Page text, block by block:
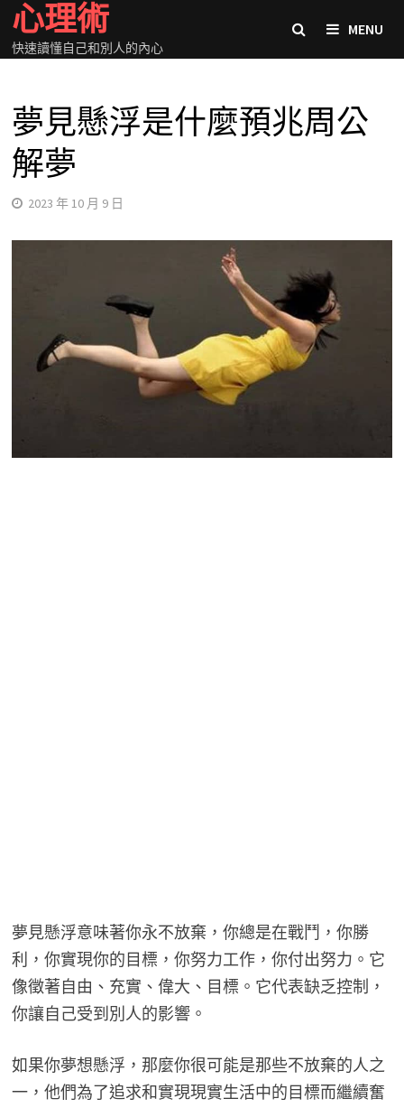
Skip
content
心理術
快速讀懂自己和別人的內心
MENU
夢見懸浮是什麼預兆周公
解夢
2023 年 10 月 9 日
夢見懸浮意味著你永不放棄，你總是在戰鬥，你勝
利，你實現你的目標，你努力工作，你付出努力。它
像徵著自由、充實、偉大、目標。它代表缺乏控制，
你讓自己受到別人的影響。
如果你夢想懸浮，那麼你很可能是那些不放棄的人之
一，他們為了追求和實現現實生活中的目標而繼續奮